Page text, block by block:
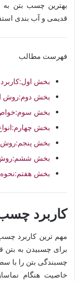
بهترین چسب بتن
قدیمی و آب بندی
فهرست مطالب
بخش
بخش دوم:روش
بخش
بخش
بخش پنجم:روش
بخش ششم:روش
بخش
کاربرد
مهم ترین کاربرد
برای چسبیدن به بتن
چسبندگی بتن را با
خاصیت هنگام